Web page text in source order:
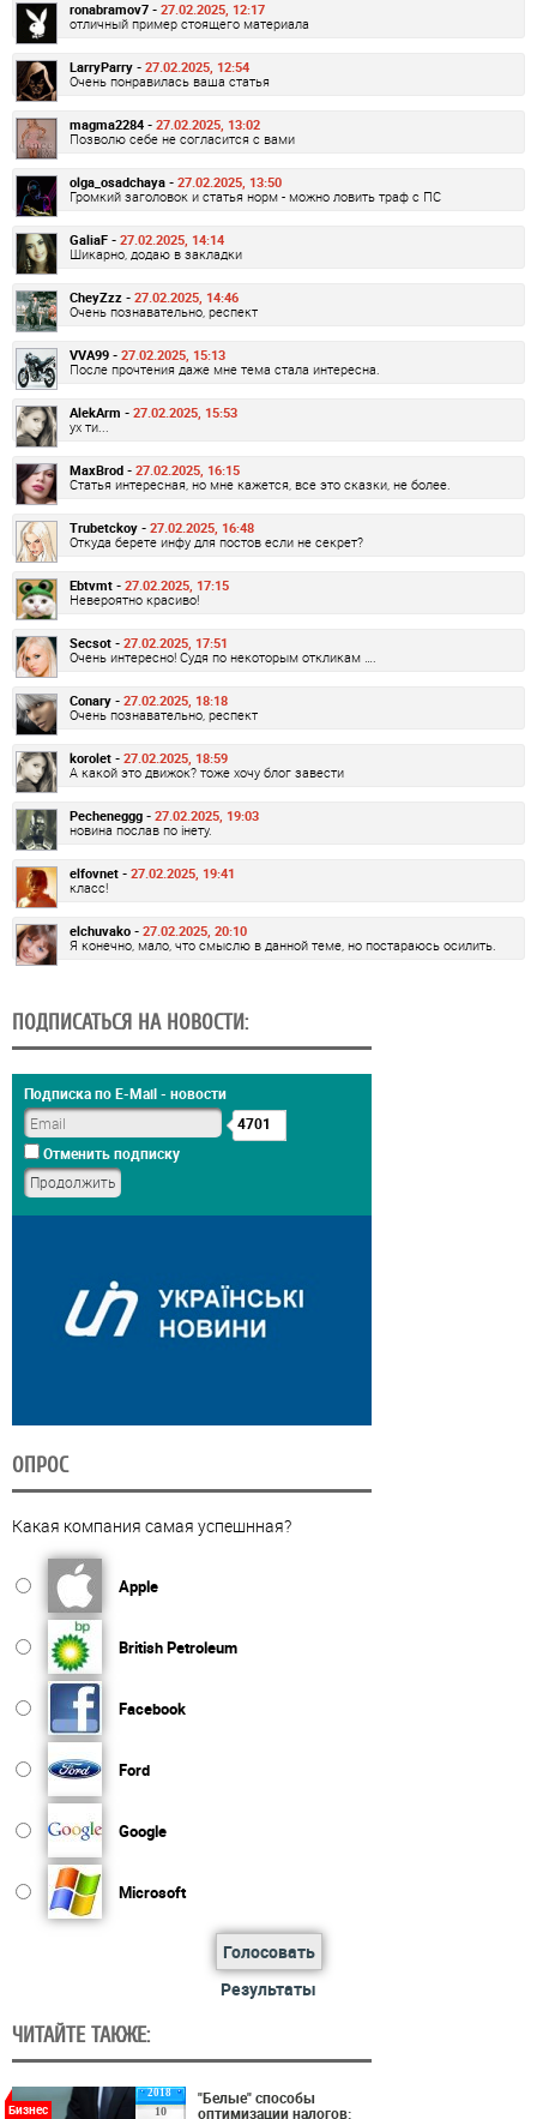
ronabramov7 - 27.02.2025, 12:17
отличный пример стоящего материала
LarryParry - 27.02.2025, 12:54
Очень понравилась ваша статья
magma2284 - 27.02.2025, 13:02
Позволю себе не согласится с вами
olga_osadchaya - 27.02.2025, 13:50
Громкий заголовок и статья норм - можно ловить траф с ПС
GaliaF - 27.02.2025, 14:14
Шикарно, додаю в закладки
CheyZzz - 27.02.2025, 14:46
Очень познавательно, респект
VVA99 - 27.02.2025, 15:13
После прочтения даже мне тема стала интересна.
AlekArm - 27.02.2025, 15:53
ух ти...
MaxBrod - 27.02.2025, 16:15
Статья интересная, но мне кажется, все это сказки, не более.
Trubetckoy - 27.02.2025, 16:48
Откуда берете инфу для постов если не секрет?
Ebtvmt - 27.02.2025, 17:15
Невероятно красиво!
Secsot - 27.02.2025, 17:51
Очень интересно! Судя по некоторым откликам ….
Conary - 27.02.2025, 18:18
Очень познавательно, респект
korolet - 27.02.2025, 18:59
А какой это движок? тоже хочу блог завести
Pecheneggg - 27.02.2025, 19:03
новина послав по інету.
elfovnet - 27.02.2025, 19:41
класс!
elchuvako - 27.02.2025, 20:10
Я конечно, мало, что смыслю в данной теме, но постараюсь осилить.
ПОДПИСАТЬСЯ НА НОВОСТИ:
Подписка по E-Mail - новости
4701
Отменить подписку
ОПРОС
Какая компания самая успешнная?
Apple
British Petroleum
Facebook
Ford
Google
Microsoft
Голосовать
Результаты
ЧИТАЙТЕ ТАКЖЕ:
2018
10
Бизнес
"Белые" способы
оптимизации налогов: